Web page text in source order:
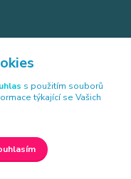
B. Havlasy 85, 384 26
s použitím souborů
týkající se Vašich